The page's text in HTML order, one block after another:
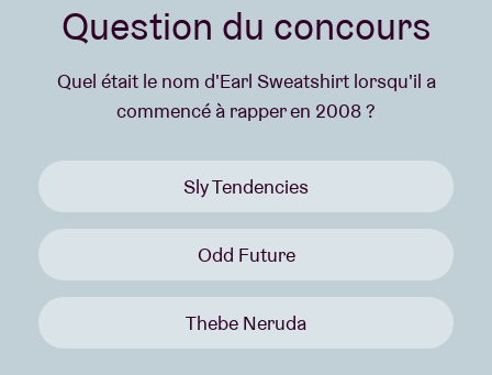
Question du concours
Quel était le nom d'Earl Sweatshirt lorsqu'il a
commencé à rapper en 2008 ?
Sly Tendencies
Odd Future
Thebe Neruda